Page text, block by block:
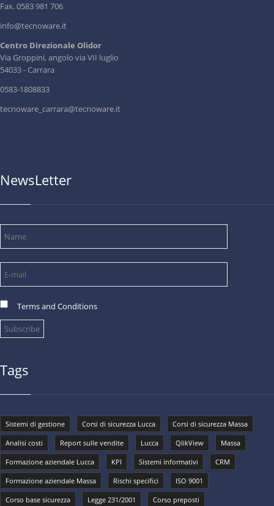
Fax. 0583 981 706
info@tecnoware.it
Centro Direzionale Olidor
Via Groppini, angolo via VII luglio
54033 - Carrara
0583-1808833
tecnoware_carrara@tecnoware.it
NewsLetter
Terms and Conditions
Tags
Sistemi di gestione Corsi di sicurezza Lucca Corsi di sicurezza Massa
Analisi costi Report sulle vendite Lucca QlikView Massa
Formazione aziendale Lucca KPI Sistemi informativi CRM
Formazione aziendale Massa Rischi specifici ISO 9001
Corso base sicurezza Legge 231/2001 Corso preposti